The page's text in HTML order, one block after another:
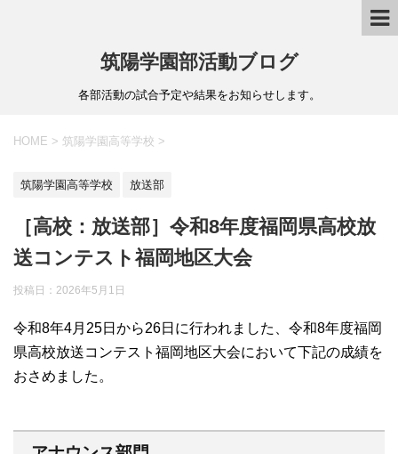
筑陽学園部活動ブログ
各部活動の試合予定や結果をお知らせします。
HOME > 筑陽学園高等学校 >
筑陽学園高等学校 放送部
［高校：放送部］令和8年度福岡県高校放
送コンテスト福岡地区大会
投稿日： 2026年5月1日
令和8年4月25日から26日に行われました、令和8年度福岡
県高校放送コンテスト福岡地区大会において下記の成績を
おさめました。